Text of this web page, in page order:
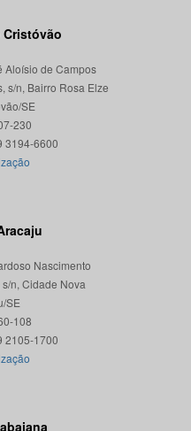
Cristóvão
Aloísio de Campos
s/n, Bairro Rosa Elze
SE
230
Nascimento
n, Cidade Nova
SE
108